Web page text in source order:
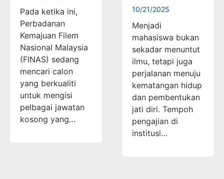
Pada ketika ini,
Perbadanan
Kemajuan Filem
Nasional Malaysia
(FINAS) sedang
mencari calon
yang berkualiti
untuk mengisi
pelbagai jawatan
kosong yang…
10/21/2025
Menjadi
mahasiswa bukan
sekadar menuntut
ilmu, tetapi juga
perjalanan menuju
kematangan hidup
dan pembentukan
jati diri. Tempoh
pengajian di
institusi…